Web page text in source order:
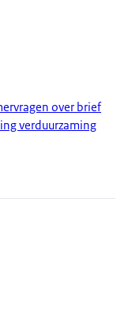
over brief
verduurzaming